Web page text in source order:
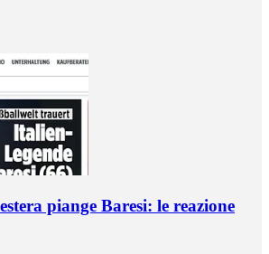
piange Baresi: le reazione